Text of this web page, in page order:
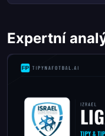
Expertní